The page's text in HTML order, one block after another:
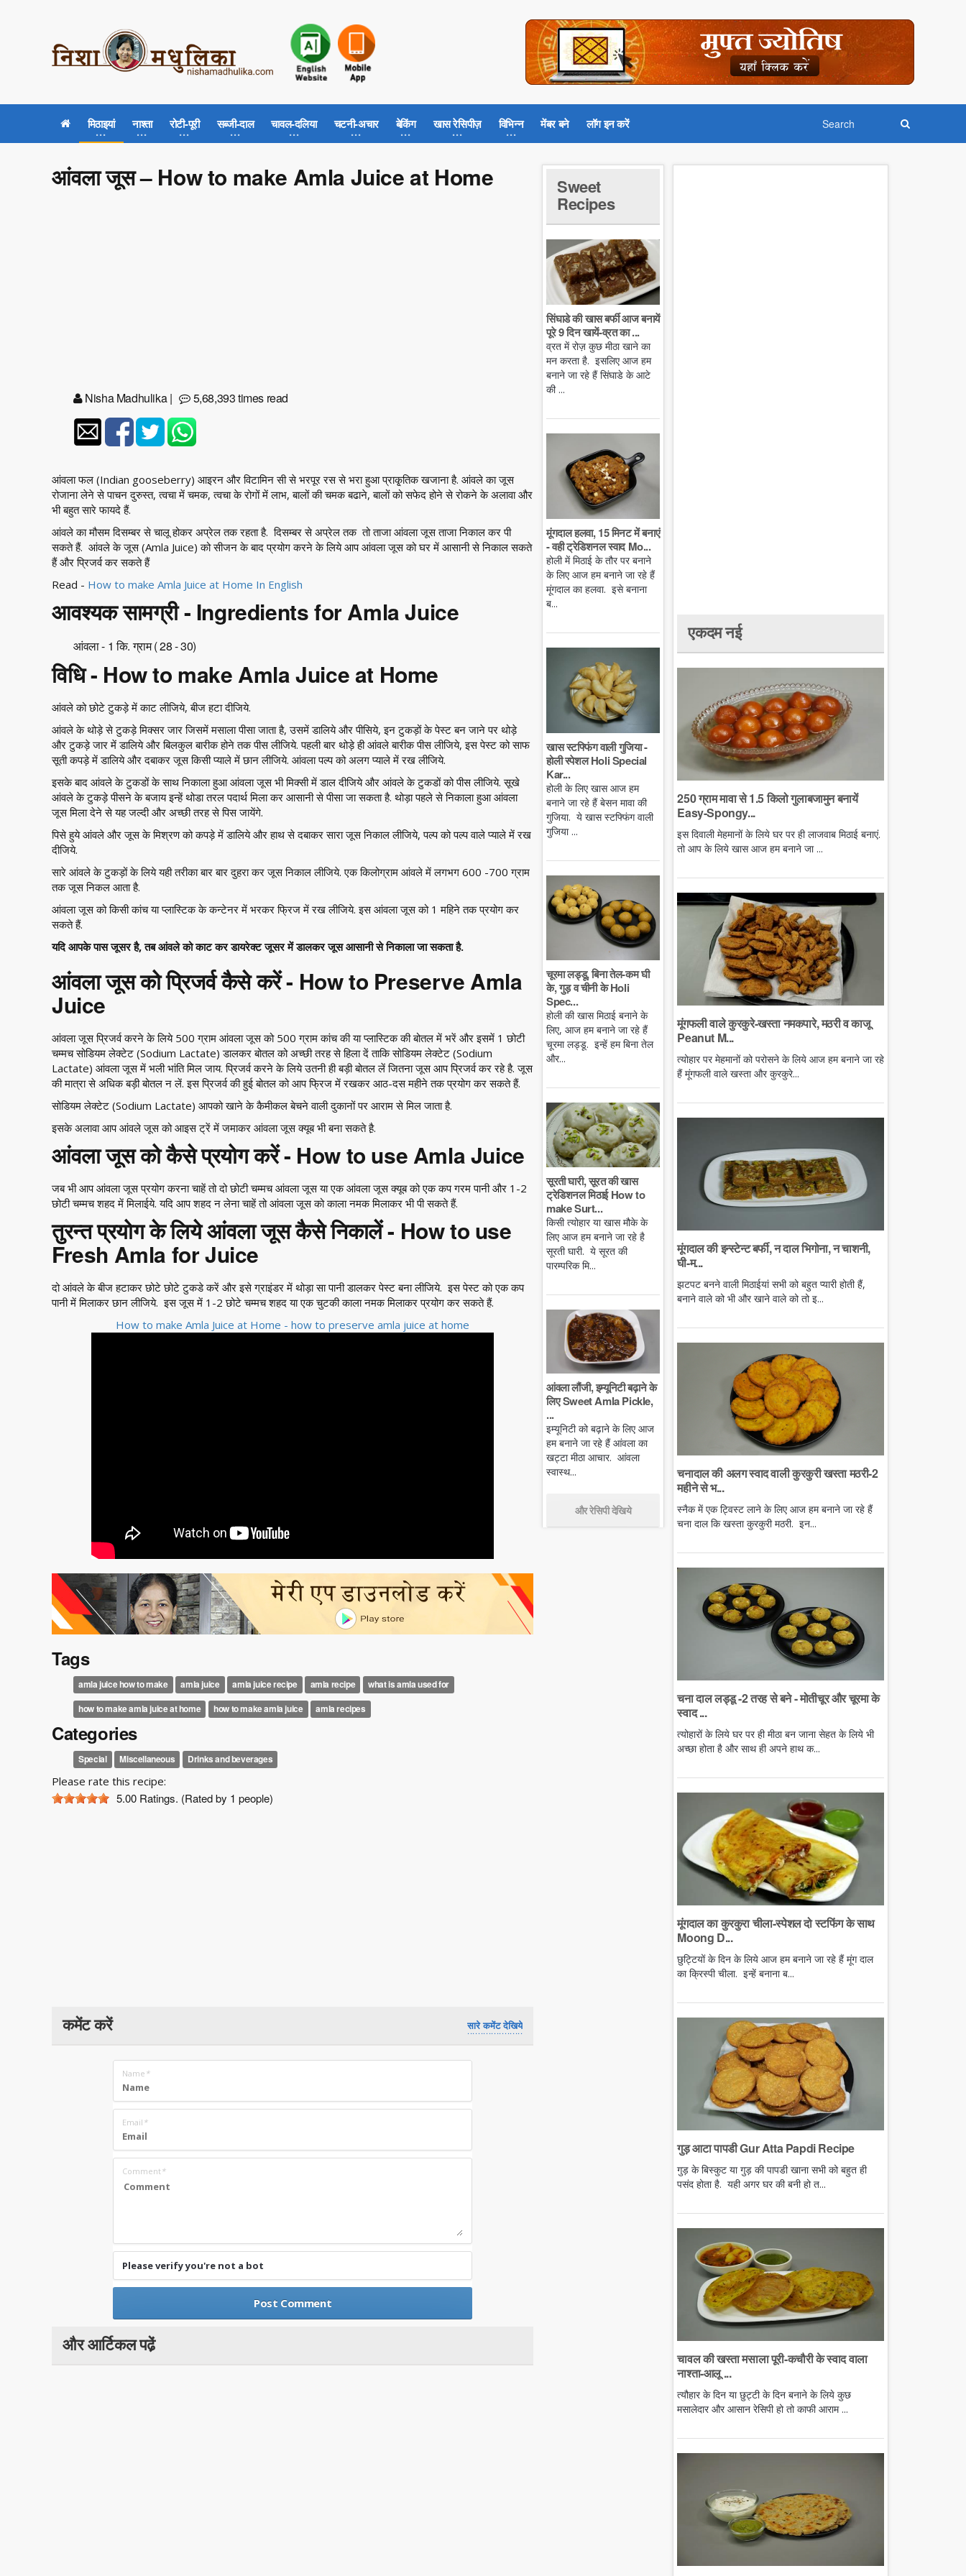
मिठाइयां नाश्ता रोटी-पूरी सब्जी-दाल चावल-दलिया चटनी-अचार बेकिंग खास रेसिपीज़ विभिन्न मेंबर बने लॉग इन करें
आंवला जूस – How to make Amla Juice at Home
Nisha Madhulika| 5,68,393 times read
आंवला फल (Indian gooseberry) आइरन और विटामिन सी से भरपूर रस से भरा हुआ प्राकृ्तिक खजाना है. आंवले का जूस
रोजाना लेने से पाचन दुरुस्त, त्वचा में चमक, त्वचा के रोगों में लाभ, बालों की चमक बढाने, बालों को सफेद होने से रोकने के अलावा और
भी बहुत सारे फायदे हैं.
आंवले का मौसम दिसम्बर से चालू होकर अप्रेल तक रहता है. दिसम्बर से अप्रेल तक तो ताजा आंवला जूस ताजा निकाल कर पी
सकते हैं. आंवले के जूस (Amla Juice) को सीजन के बाद प्रयोग करने के लिये आप आंवला जूस को घर में आसानी से निकाल सकते
हैं और प्रिजर्व कर सकते हैं
Read - How to make Amla Juice at Home In English
आवश्यक सामग्री - Ingredients for Amla Juice
आंवला - 1 कि. ग्राम ( 28 - 30)
विधि - How to make Amla Juice at Home
आंवले को छोटे टुकड़े में काट लीजिये, बीज हटा दीजिये.
आंवले के थोड़े से टुकड़े मिक्सर जार जिसमें मसाला पीसा जाता है, उसमें डालिये और पीसिये, इन टुकड़ों के पेस्ट बन जाने पर थोड़े
और टुकड़े जार में डालिये और बिलकुल बारीक होने तक पीस लीजिये. पहली बार थोड़े ही आंवले बारीक पीस लीजिये, इस पेस्ट को साफ
सूती कपड़े में डालिये और दबाकर जूस किसी प्याले में छान लीजिये. आंवला पल्प को अलग प्याले में रख लीजिये.
इसके बाद आंवले के टुकडों के साथ निकाला हुआ आंवला जूस भी मिक्सी में डाल दीजिये और आंवले के टुकडों को पीस लीजिये. सूखे
आंवले के टुकड़े पीसने के बजाय इन्हें थोडा तरल पदार्थ मिला कर आसानी से पीसा जा सकता है. थोड़ा पहले से निकाला हुआ आंवला
जूस मिला देने से यह जल्दी और अच्छी तरह से पिस जायेंगे.
पिसे हुये आंवले और जूस के मिश्रण को कपड़े में डालिये और हाथ से दबाकर सारा जूस निकाल लीजिये, पल्प को पल्प वाले प्याले में रख
दीजिये.
सारे आंवले के टुकड़ों के लिये यही तरीका बार बार दुहरा कर जूस निकाल लीजिये. एक किलोग्राम आंवले में लगभग 600 -700 ग्राम
तक जूस निकल आता है.
आंवला जूस को किसी कांच या प्लास्टिक के कन्टेनर में भरकर फ्रिज में रख लीजिये. इस आंवला जूस को 1 महिने तक प्रयोग कर
सकते हैं.
यदि आपके पास जूसर है, तब आंवले को काट कर डायरेक्ट जूसर में डालकर जूस आसानी से निकाला जा सकता है.
आंवला जूस को प्रिजर्व कैसे करें - How to Preserve Amla
Juice
आंवला जूस प्रिजर्व करने के लिये 500 ग्राम आंवला जूस को 500 ग्राम कांच की या प्लास्टिक की बोतल में भरें और इसमें 1 छोटी
चम्मच सोडियम लेक्टेट (Sodium Lactate) डालकर बोतल को अच्छी तरह से हिला दें ताकि सोडियम लेक्टेट (Sodium
Lactate) आंवला जूस में भली भांति मिल जाय. प्रिजर्व करने के लिये उतनी ही बड़ी बोतल लें जितना जूस आप प्रिजर्व कर रहे है. जूस
की मात्रा से अधिक बड़ी बोतल न लें. इस प्रिजर्व की हुई बोतल को आप फ्रिज में रखकर आठ-दस महीने तक प्रयोग कर सकते हैं.
सोडियम लेक्टेट (Sodium Lactate) आपको खाने के कैमीकल बेचने वाली दुकानों पर आराम से मिल जाता है.
इसके अलावा आप आंवले जूस को आइस ट्रें में जमाकर आंवला जूस क्यूब भी बना सकते है़.
आंवला जूस को कैसे प्रयोग करें - How to use Amla Juice
जब भी आप आंवला जूस प्रयोग करना चाहें तो दो छोटी चम्मच आंवला जूस या एक आंवला जूस क्यूब को एक कप गरम पानी और 1-2
छोटी चम्मच शहद में मिलाईये. यदि आप शहद न लेना चाहें तो आंवला जूस को काला नमक मिलाकर भी पी सकते हैं.
तुरन्त प्रयोग के लिये आंवला जूस कैसे निकालें - How to use
Fresh Amla for Juice
दो आंवले के बीज हटाकर छोटे छोटे टुकडे करें और इसे ग्राइंडर में थोड़ा सा पानी डालकर पेस्ट बना लीजिये. इस पेस्ट को एक कप
पानी में मिलाकर छान लीजिये. इस जूस में 1-2 छोटे चम्मच शहद या एक चुटकी काला नमक मिलाकर प्रयोग कर सकते हैं.
How to make Amla Juice at Home - how to preserve amla juice at home
Tags
amla juice how to make amla juice amla juice recipe amla recipe
what is amla used for
how to make amla juice at home
how to make amla juice amla recipes
Categories
Special Miscellaneous Drinks and beverages
Please rate this recipe:
5.00 Ratings. (Rated by 1 people)
कमेंट करें सारे कमेंट देखिये
Name *
Email *
Comment*
Please verify you're not a bot
और आर्टिकल पढे़ं
Sweet
Recipes
सिंघाडे की खास बर्फी आज बनायें
पूरे 9 दिन खायें-व्रत का ...
व्रत में रोज़ कुछ मीठा खाने का
मन करता है. इसलिए आज हम
बनाने जा रहे हैं सिंघाडे के आटे
की ...
मूंगदाल हलवा, 15 मिनट में बनाएं
- वही ट्रेडिशनल स्वाद Mo...
होली में मिठाई के तौर पर बनाने
के लिए आज हम बनाने जा रहे हैं
मूंगदाल का हलवा. इसे बनाना
ब...
खास स्टफ्फिंग वाली गुजिया -
होली स्पेशल Holi Special
Kar...
होली के लिए खास आज हम
बनाने जा रहे हैं बेसन मावा की
गुजिया. ये खास स्टफ्फिंग वाली
गुजिया ...
चूरमा लड्डू, बिना तेल-कम घी
के, गुड़ व चीनी के Holi
Spec...
होली की खास मिठाई बनाने के
लिए, आज हम बनाने जा रहे हैं
चूरमा लड्डू. इन्हें हम बिना तेल
और...
सूरती घारी, सूरत की खास
ट्रेडिशनल मिठाई How to
make Surt...
किसी त्योहार या खास मौके के
लिए आज हम बनाने जा रहे है
सूरती घारी. ये सूरत की
पारम्परिक मि...
आंवला लौंजी, इम्यूनिटी बढ़ाने के
लिए Sweet Amla Pickle,
...
इम्यूनिटी को बढ़ाने के लिए आज
हम बनाने जा रहे हैं आंवला का
खट्टा मीठा आचार. आंवला
स्वास्थ...
और रेसिपी देखिये
एकदम नई
250 ग्राम मावा से 1.5 किलो गुलाबजामुन बनायें
Easy-Spongy...
इस दिवाली मेहमानों के लिये घर पर ही लाजवाब मिठाई बनाएं.
तो आप के लिये खास आज हम बनाने जा ...
मूंगफली वाले कुरकुरे-खस्ता नमकपारे, मठरी व काजू
Peanut M...
त्योहार पर मेहमानों को परोसने के लिये आज हम बनाने जा रहे
हैं मूंगफली वाले खस्ता और कुरकुरे...
मूंगदाल की इन्स्टेन्ट बर्फी, न दाल भिगोना, न चाशनी,
घी-म...
झटपट बनने वाली मिठाईयां सभी को बहुत प्यारी होती हैं,
बनाने वाले को भी और खाने वाले को तो इ...
चनादाल की अलग स्वाद वाली कुरकुरी खस्ता मठरी-2
महीने से भ...
स्नैक में एक ट्विस्ट लाने के लिए आज हम बनाने जा रहे हैं
चना दाल कि खस्ता कुरकुरी मठरी. इन...
चना दाल लड्डू -2 तरह से बने - मोतीचूर और चूरमा के
स्वाद ...
त्योहारों के लिये घर पर ही मीठा बन जाना सेहत के लिये भी
अच्छा होता है और साथ ही अपने हाथ क...
मूंगदाल का कुरकुरा चीला-स्पेशल दो स्टफिंग के साथ
Moong D...
छुट्टियों के दिन के लिये आज हम बनाने जा रहे हैं मूंग दाल
का क्रिस्पी चीला. इन्हें बनाना ब...
गुड़ आटा पापडी Gur Atta Papdi Recipe
गुड़ के बिस्कुट या गुड़ की पापडी खाना सभी को बहुत ही
पसंद होता है. यही अगर घर की बनी हो त...
चावल की खस्ता मसाला पूरी-कचौरी के स्वाद वाला
नाश्ता-आलू ...
त्यौहार के दिन या छुट्टी के दिन बनाने के लिये कुछ
मसालेदार और आसान रेसिपी हो तो काफी आराम ...